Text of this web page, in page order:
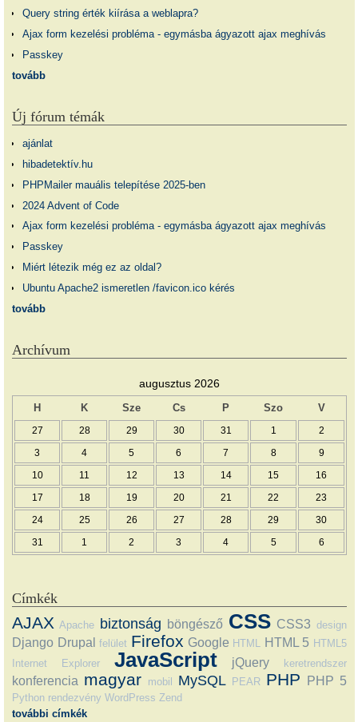
Query string érték kiírása a weblapra?
Ajax form kezelési probléma - egymásba ágyazott ajax meghívás
Passkey
tovább
Új fórum témák
ajánlat
hibadetektív.hu
PHPMailer mauális telepítése 2025-ben
2024 Advent of Code
Ajax form kezelési probléma - egymásba ágyazott ajax meghívás
Passkey
Miért létezik még ez az oldal?
Ubuntu Apache2 ismeretlen /favicon.ico kérés
tovább
Archívum
augusztus 2026
H K Sze Cs P Szo V
27 28 29 30 31 1 2
3 4 5 6 7 8 9
10 11 12 13 14 15 16
17 18 19 20 21 22 23
24 25 26 27 28 29 30
31 1 2 3 4 5 6
Címkék
AJAX Apache biztonság böngésző CSS CSS3 design
Django Drupal felület Firefox Google HTML HTML 5 HTML5
Internet Explorer
JavaScript jQuery keretrendszer
konferencia magyar mobil MySQL PEAR PHP PHP 5
Python rendezvény WordPress Zend
további címkék